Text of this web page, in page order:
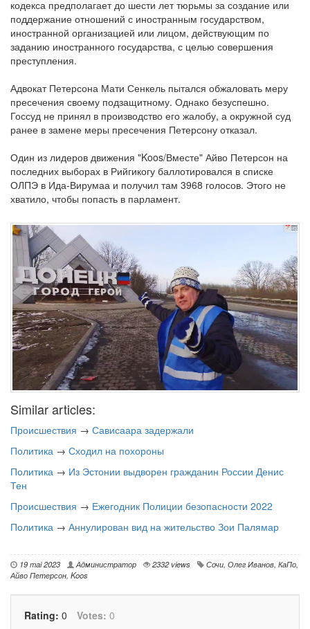
кодекса предполагает до шести лет тюрьмы за создание или
поддержание отношений с иностранным государством,
иностранной организацией или лицом, действующим по
заданию иностранного государства, с целью совершения
преступления.
Адвокат Петерсона Мати Сенкель пытался обжаловать меру
пресечения своему подзащитному. Однако безуспешно.
Госсуд не принял в производство его жалобу, а окружной суд
ранее в замене меры пресечения Петерсону отказал.
Один из лидеров движения "Koos/Вместе" Айво Петерсон на
последних выборах в Рийгикогу баллотировался в списке
ОЛПЭ в Ида-Вирумаа и получил там 3968 голосов. Этого не
хватило, чтобы попасть в парламент.
Similar articles:
Происшествия → Сависаара задержали
Политика → Сходил на похороны
Политика → Из Эстонии выдворен гражданин России Денис
Тен
Происшествия → Ежегодник Полиции безопасности 2022
Политика → Аннулирован вид на жительство Зои Палямар
19 mai 2023 Администратор 2332 views Сочи, Олег Иванов, КаПо,
Айво Петерсон, Koos
Rating: 0 Votes: 0